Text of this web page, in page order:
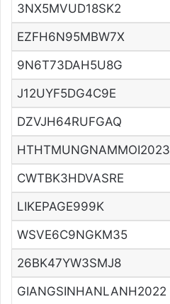
3NX5MVUD18SK2
EZFH6N95MBW7X
9N6T73DAH5U8G
J12UYF5DG4C9E
DZVJH64RUFGAQ
HTHTMUNGNAMMOI2023
CWTBK3HDVASRE
LIKEPAGE999K
WSVE6C9NGKM35
26BK47YW3SMJ8
GIANGSINHANLANH2022